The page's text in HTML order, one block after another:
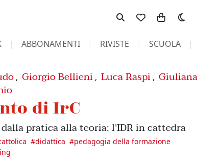
ABBONAMENTI RIVISTE SCUOLA
,Giorgio Bellieni ,Luca Raspi ,Giuliana
di IrC
pratica alla teoria: l'IDR in cattedra
#didattica #pedagogia della formazione